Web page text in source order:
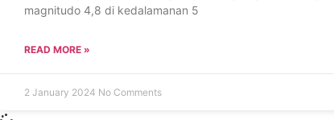
magnitudo 4,8 di kedalamanan 5
READ MORE »
2 January 2024 No Comments